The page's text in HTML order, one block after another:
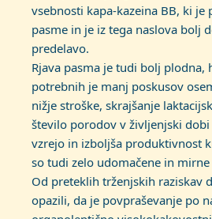
vsebnosti kapa-kazeina BB, ki
pasme in je iz tega naslova bolj
predelavo.
Rjava pasma je tudi bolj plodna,
potrebnih je manj poskusov
nižje stroške, skrajšanje
število porodov v življenjski
vzrejo in izboljša produktivnost
so tudi zelo udomačene in mirne
Od preteklih trženjskih raziskav
opazili, da je povpraševanje po